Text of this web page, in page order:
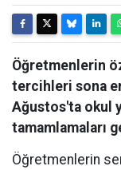
Öğretmenlerin
tercihleri sona
Ağustos'ta okul
tamamlamaları
Öğretmenlerin